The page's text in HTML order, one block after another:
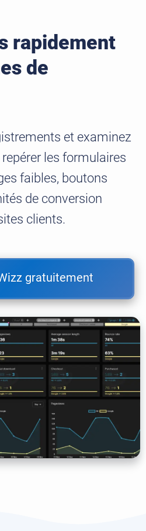
rapidement
de
et examinez
les formulaires
faibles, boutons
de conversion
clients.
gratuitement